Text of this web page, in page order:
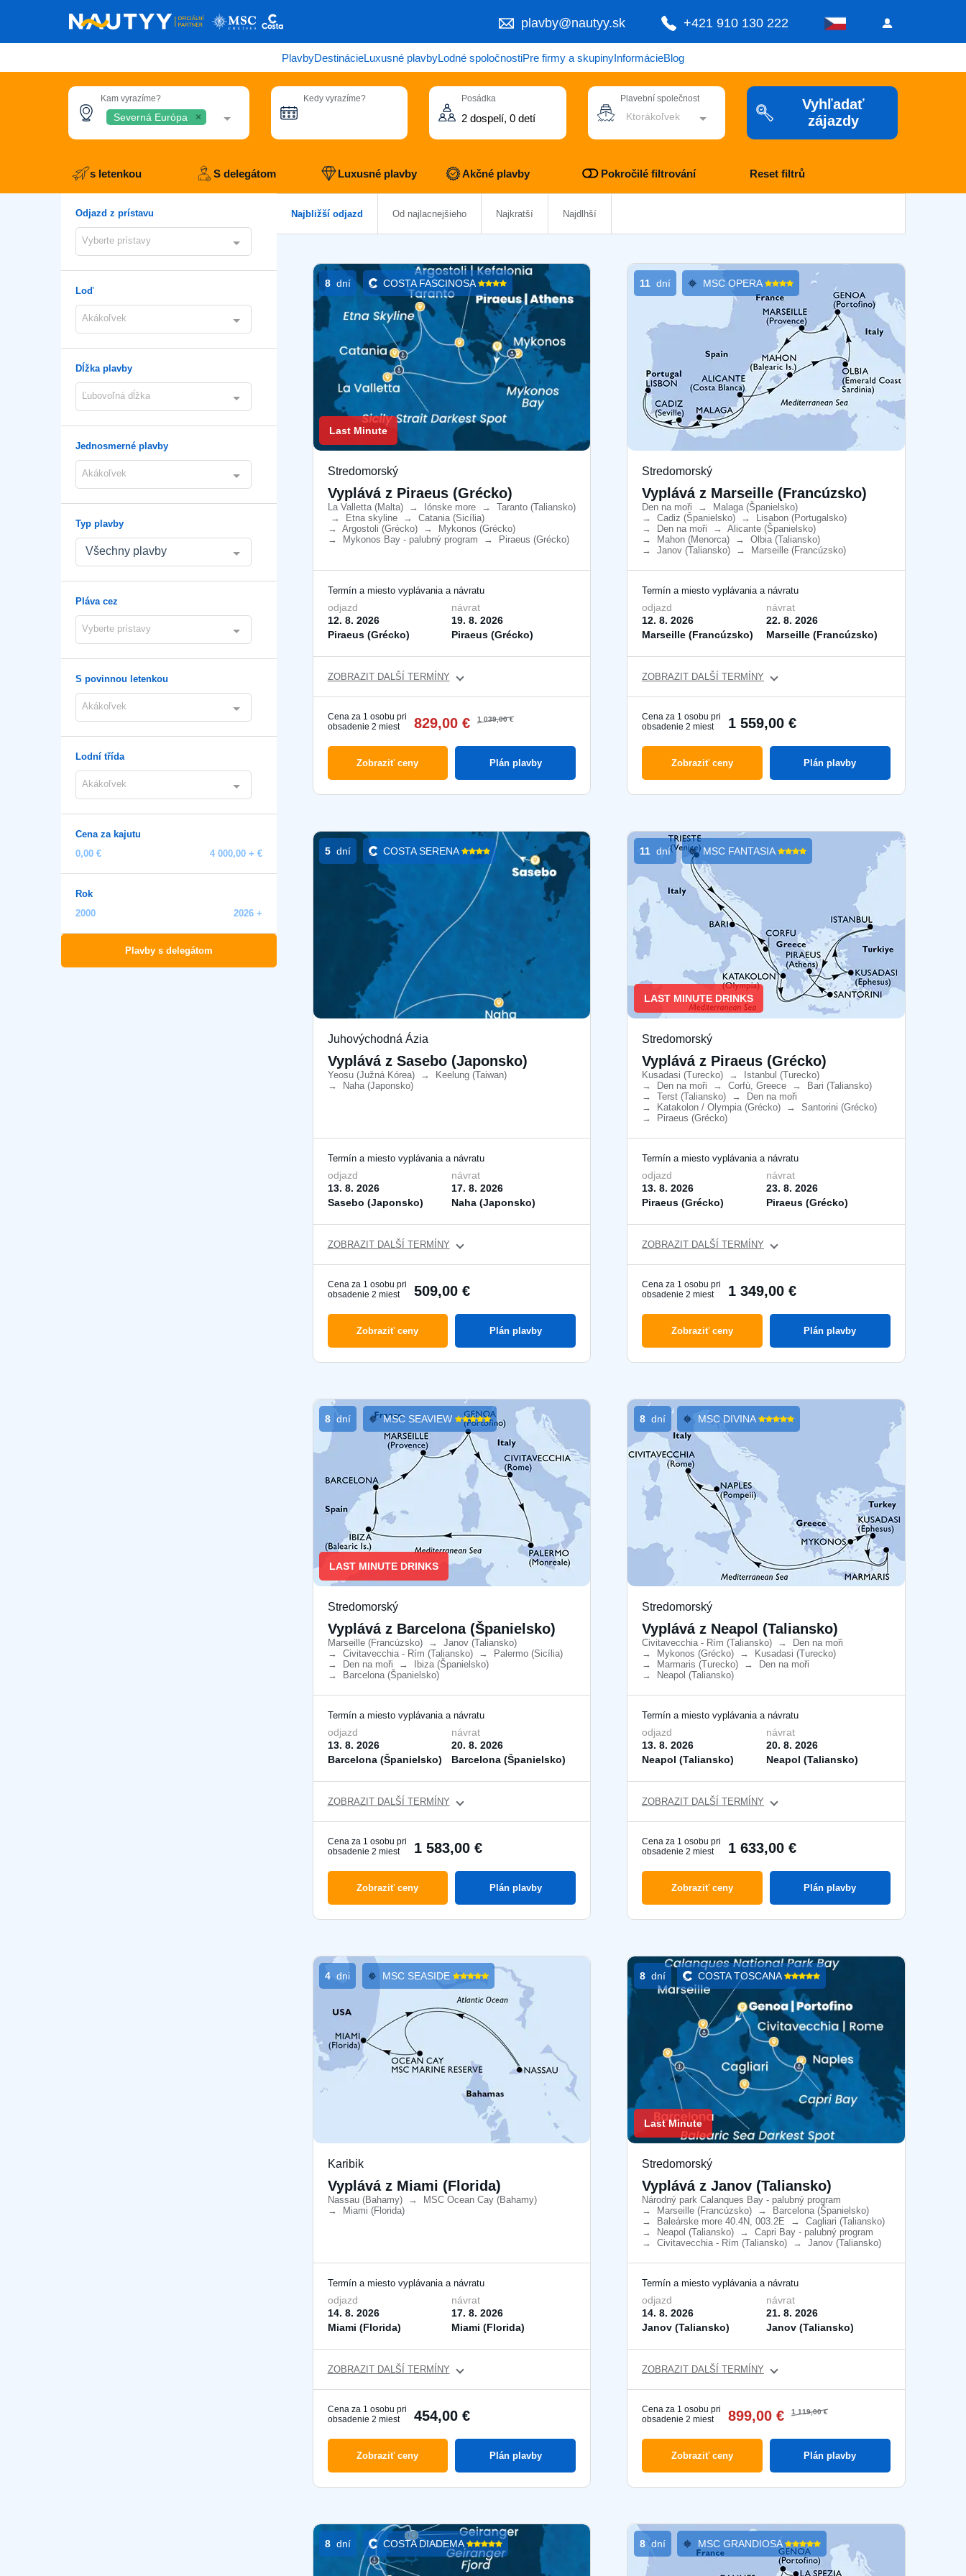
plavby@nautyy.sk +421 910 130 222
PlavbyDestinácieLuxusné plavbyLodné spoločnostiPre firmy a skupinyInformácieBlog
Kam vyrazíme?
Severná Európa
Kedy vyrazíme? Posádka Plavební společnost
Ktorákoľvek
Vyhľadať
zájazdy
s letenkou S delegátom Luxusné plavby Akčné plavby Pokročilé filtrování Reset filtrů
Odjazd z prístavu
Vyberte prístavy
Loď
Akákoľvek
Dĺžka plavby
Ľubovoľná dĺžka
Jednosmerné plavby
Akákoľvek
Typ plavby
Všechny plavby
Pláva cez
Vyberte prístavy
S povinnou letenkou
Akákoľvek
Lodní třída
Akákoľvek
Cena za kajutu
0,00 €
4 000,00 + €
Rok
2000
2026 +
Plavby s delegátom
Najbližší odjazd Od najlacnejšieho Najkratší Najdlhší
8 dní COSTA FASCINOSA
Last Minute
Stredomorský
Vyplává z Piraeus (Grécko)
La Valletta (Malta)​ → Iónske more​ → Taranto (Taliansko)
→ Etna skyline​ → Catania (Sicília)​
→ Argostoli (Grécko)​ → Mykonos (Grécko)​
→
Mykonos Bay - palubný program → Piraeus (Grécko)​
Termín a miesto vyplávania a návratu
odjazd
12. 8. 2026
Piraeus (Grécko)
návrat
19. 8. 2026
Piraeus (Grécko)
ZOBRAZIT DALŠÍ TERMÍNY
Cena za 1 osobu pri
obsadenie 2 miest
829,00 € 1 039,00 €
Zobraziť ceny Plán plavby
11dní MSC OPERA
Stredomorský
Vyplává z Marseille (Francúzsko)
Den na moři → Malaga (Španielsko)
→ Cadiz (Španielsko) → Lisabon (Portugalsko)
→
Den na moři → Alicante (Španielsko)
→
Mahon (Menorca) → Olbia (Taliansko)
→ Janov (Taliansko) → Marseille (Francúzsko)
Termín a miesto vyplávania a návratu
odjazd
12. 8. 2026
Marseille (Francúzsko)
návrat
22. 8. 2026
Marseille (Francúzsko)
ZOBRAZIT DALŠÍ TERMÍNY
Cena za 1 osobu pri
obsadenie 2 miest
1 559,00 €
Zobraziť ceny Plán plavby
5 dní COSTA SERENA
Juhovýchodná Ázia
Vyplává z Sasebo (Japonsko)
Yeosu (Južná Kórea)​ → Keelung (Taiwan)​
→
Naha (Japonsko)​
Termín a miesto vyplávania a návratu
odjazd
13. 8. 2026
Sasebo (Japonsko)
návrat
17. 8. 2026
Naha (Japonsko)
ZOBRAZIT DALŠÍ TERMÍNY
Cena za 1 osobu pri
obsadenie 2 miest
509,00 €
Zobraziť ceny Plán plavby
11dní MSC FANTASIA
LAST MINUTE DRINKS
Stredomorský
Vyplává z Piraeus (Grécko)
Kusadasi (Turecko) → Istanbul (Turecko)
→
Den na moři → Corfù, Greece → Bari (Taliansko)
→ Terst (Taliansko) → Den na moři
→
Katakolon / Olympia (Grécko) → Santorini (Grécko)
→
Piraeus (Grécko)
Termín a miesto vyplávania a návratu
odjazd
13. 8. 2026
Piraeus (Grécko)
návrat
23. 8. 2026
Piraeus (Grécko)
ZOBRAZIT DALŠÍ TERMÍNY
Cena za 1 osobu pri
obsadenie 2 miest
1 349,00 €
Zobraziť ceny Plán plavby
8 dní MSC SEAVIEW
LAST MINUTE DRINKS
Stredomorský
Vyplává z Barcelona ​​(Španielsko)
Marseille (Francúzsko)​ → Janov (Taliansko)​
→ Civitavecchia - Rím (Taliansko)​ → Palermo (Sicília)​
→
Den na moři → Ibiza (Španielsko)​
→
Barcelona ​​(Španielsko)​
Termín a miesto vyplávania a návratu
odjazd
13. 8. 2026
Barcelona ​​(Španielsko)
návrat
20. 8. 2026
Barcelona ​​(Španielsko)
ZOBRAZIT DALŠÍ TERMÍNY
Cena za 1 osobu pri
obsadenie 2 miest
1 583,00 €
Zobraziť ceny Plán plavby
8dní MSC DIVINA
Stredomorský
Vyplává z Neapol (Taliansko)
Civitavecchia - Rím (Taliansko) → Den na moři
→
Mykonos (Grécko) → Kusadasi (Turecko)
→
Marmaris (Turecko) → Den na moři
→
Neapol (Taliansko)
Termín a miesto vyplávania a návratu
odjazd
13. 8. 2026
Neapol (Taliansko)
návrat
20. 8. 2026
Neapol (Taliansko)
ZOBRAZIT DALŠÍ TERMÍNY
Cena za 1 osobu pri
obsadenie 2 miest
1 633,00 €
Zobraziť ceny Plán plavby
4 dni MSC SEASIDE
Karibik
Vyplává z Miami (Florida)
Nassau (Bahamy)​ → MSC Ocean Cay (Bahamy)​
→
Miami (Florida)​
Termín a miesto vyplávania a návratu
odjazd
14. 8. 2026
Miami (Florida)
návrat
17. 8. 2026
Miami (Florida)
ZOBRAZIT DALŠÍ TERMÍNY
Cena za 1 osobu pri
obsadenie 2 miest
454,00 €
Zobraziť ceny Plán plavby
8dní COSTA TOSCANA
Last Minute
Stredomorský
Vyplává z Janov (Taliansko)
Národný park Calanques Bay - palubný program
→
Marseille (Francúzsko) → Barcelona ​​(Španielsko)
→
Baleárske more 40.4N, 003.2E → Cagliari (Taliansko)
→
Neapol (Taliansko) → Capri Bay - palubný program
→ Civitavecchia - Rím (Taliansko) → Janov (Taliansko)
Termín a miesto vyplávania a návratu
odjazd
14. 8. 2026
Janov (Taliansko)
návrat
21. 8. 2026
Janov (Taliansko)
ZOBRAZIT DALŠÍ TERMÍNY
Cena za 1 osobu pri
obsadenie 2 miest
899,00 € 1 119,00 €
Zobraziť ceny Plán plavby
8 dní COSTA DIADEMA 8dní MSC GRANDIOSA